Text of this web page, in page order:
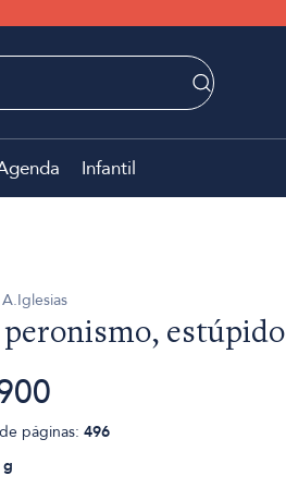
Infantil
peronismo, estúpido
páginas: 496
g